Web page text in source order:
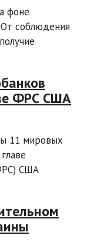
фоне
соблюдения
ФРС США
11 мировых
США